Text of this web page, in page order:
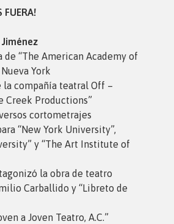
FUERA!
de “The American Academy of
York
la compañía teatral Off –
Creek Productions”
cortometrajes
“New York University”,
y “The Art Institute of
la obra de teatro
Carballido y “Libreto de
a Joven Teatro, A.C.”